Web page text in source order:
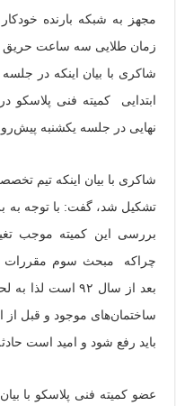
مجهز به شبکه بارنده
زمان طلایی سه ساعت حریق
شاکری با بیان اینکه در
ابتدایی کمیته فنی
نهایی در جلسه یکشنبه
شاکری با بیان اینکه تیم
تشکیل شد، گفت: با توجه به
بررسی این کمیته موجب
چراکه مبحث سوم مقررات
بعد از سال ۹۲
ساختمان‌های موجود و قبل
باید رفع شود و امید است
عضو کمیته فنی پلاسکو با